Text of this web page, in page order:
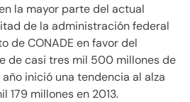
la mayor parte del actual
de la administración federal
de CONADE en favor del
de casi tres mil 500 millones de
inició una tendencia al alza
179 millones en 2013.